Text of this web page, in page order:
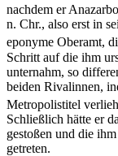
nachdem er
n. Chr., also erst in
eponyme Oberamt,
Schritt auf die ihm
unternahm, so
beiden Rivalinnen,
Metropolistitel
Schließlich hätte er
gestoßen und die
getreten.